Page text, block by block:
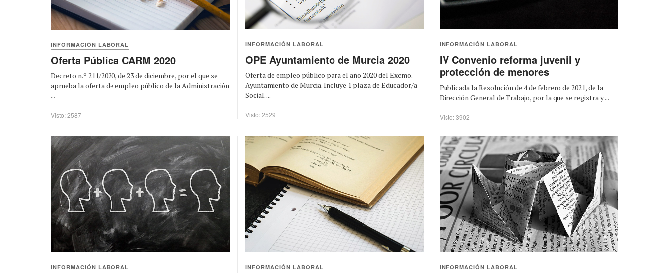
INFORMACIÓN LABORAL
Oferta Pública CARM 2020
Decreto n.º 211/2020, de 23 de diciembre, por el que se
aprueba la oferta de empleo público de la Administración
...
Visto: 2587
INFORMACIÓN LABORAL
OPE Ayuntamiento de Murcia 2020
Oferta de empleo público para el año 2020 del Excmo.
Ayuntamiento de Murcia. Incluye 1 plaza de Educador/a
Social. ...
Visto: 2529
INFORMACIÓN LABORAL
IV Convenio reforma juvenil y
protección de menores
Publicada la Resolución de 4 de febrero de 2021, de la
Dirección General de Trabajo, por la que se registra y ...
Visto: 3902
INFORMACIÓN LABORAL INFORMACIÓN LABORAL INFORMACIÓN LABORAL